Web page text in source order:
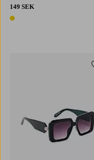
149 SEK
1 färg